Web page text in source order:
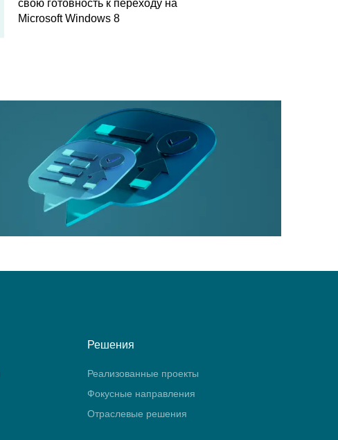
свою готовность к переходу на
Microsoft Windows 8
Решения
Реализованные проекты
Фокусные направления
Отраслевые решения